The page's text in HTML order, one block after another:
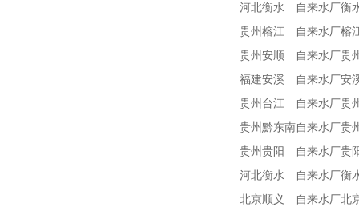
河北衡水 自来水厂衡
贵州榕江 自来水厂榕
贵州安顺 自来水厂贵
福建安溪 自来水厂安
贵州 台江 自来水厂贵
贵州黔东南自来水厂贵
贵州贵阳 自来水厂贵
河北衡水 自来水厂衡
北京顺义 自来水厂北